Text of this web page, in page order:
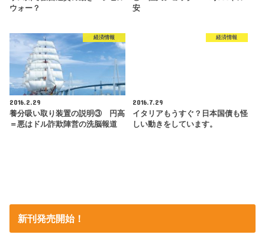
ウォー？
安
経済情報
2016.2.29
養分吸い取り装置の説明③ 円高
＝悪はドル詐欺陣営の洗脳報道
経済情報
2016.7.29
イタリアもうすぐ？日本国債も怪
しい動きをしています。
新刊発売開始！